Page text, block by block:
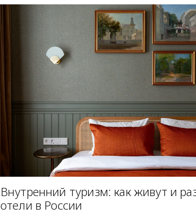
Внутренний туризм: как живут и
отели в России